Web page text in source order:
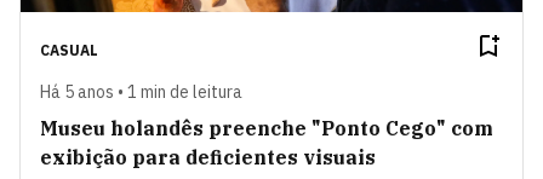
CASUAL
Há 5 anos • 1 min de leitura
Museu holandês preenche "Ponto Cego" com
exibição para deficientes visuais